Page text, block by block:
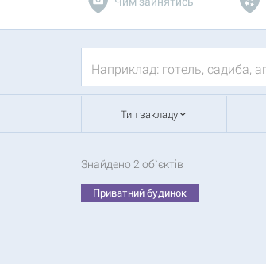
Тип закладу
Знайдено 2 об`єктів
Приватний будинок